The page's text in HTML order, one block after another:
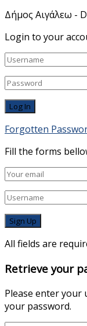
Δήμος Αιγάλεω -
Login to your
Forgotten
Fill the forms
All fields are
Retrieve your
Please enter your
your password.